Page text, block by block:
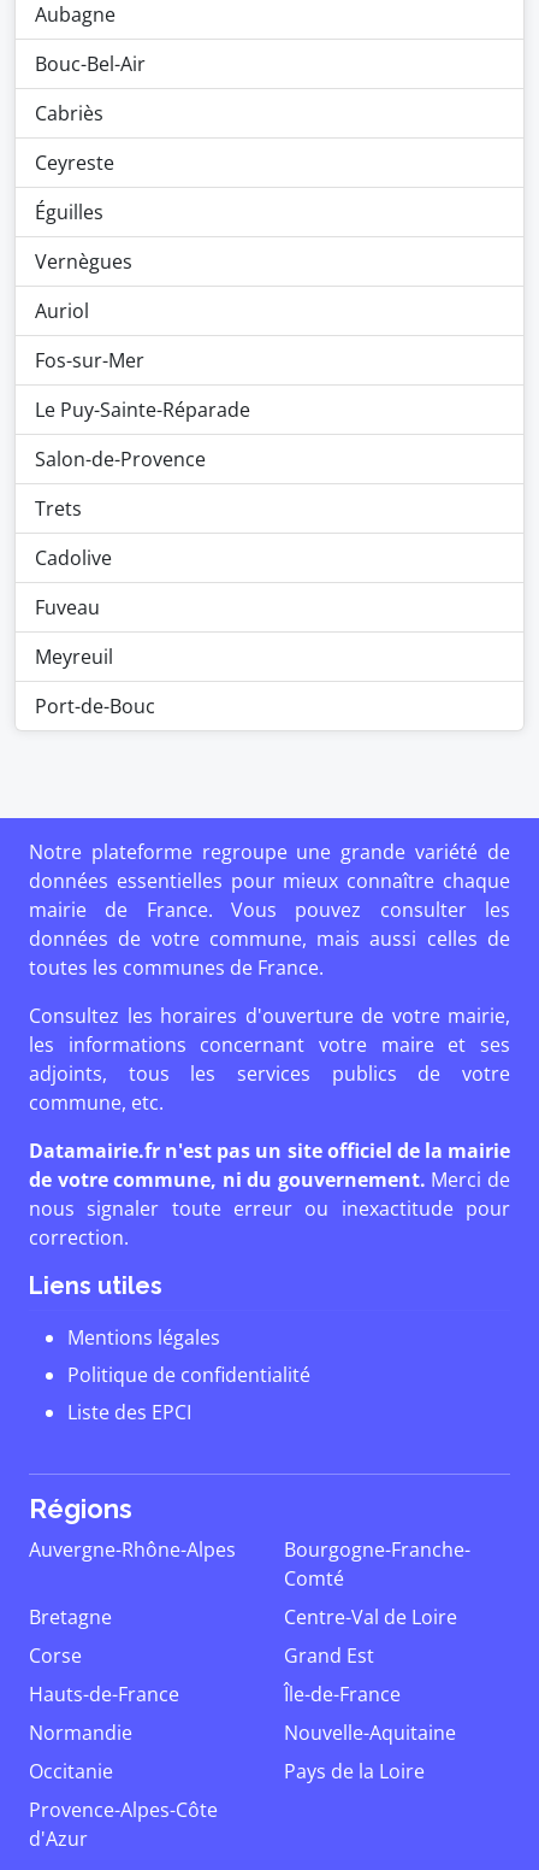
Aubagne
Bouc-Bel-Air
Cabriès
Ceyreste
Éguilles
Vernègues
Auriol
Fos-sur-Mer
Le Puy-Sainte-Réparade
Salon-de-Provence
Trets
Cadolive
Fuveau
Meyreuil
Port-de-Bouc
Notre plateforme regroupe une grande variété de
données essentielles pour mieux connaître chaque
mairie de France. Vous pouvez consulter les
données de votre commune, mais aussi celles de
toutes les communes de France.
Consultez les horaires d'ouverture de votre mairie,
les informations concernant votre maire et ses
adjoints, tous les services publics de votre
commune, etc.
Datamairie.fr n'est pas un site officiel de la mairie
de votre commune, ni du gouvernement. Merci de
nous signaler toute erreur ou inexactitude pour
correction.
Liens utiles
Mentions légales
Politique de confidentialité
Liste des EPCI
Régions
Auvergne-Rhône-Alpes
Bourgogne-Franche-
Comté
Bretagne
Centre-Val de Loire
Corse
Grand Est
Hauts-de-France
Île-de-France
Normandie
Nouvelle-Aquitaine
Occitanie
Pays de la Loire
Provence-Alpes-Côte
d'Azur